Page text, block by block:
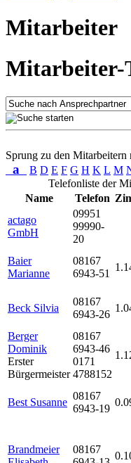
Mitarbeiter
Mitarbeiter-
Sprung zu den Mitarbeitern
a B D E F G H K L M
Telefonliste der
Name
Telefon
actago
GmbH
09951
99990-
20
Baier
Marianne
08167
6943-51
Beck Silvia
08167
6943-26
Berger
Dominik
Erster
Bürgermeister
08167
6943-46
0171
4788152
Best Susanne
08167
6943-19
Brandmeier
08167